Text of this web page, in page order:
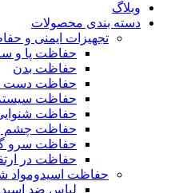
وبلاگ
دسته بندی محصولات
تجهیزات ایمنی و
حفاظت پا و
حفاظت بدن
حفاظت دست و
حفاظت
حفاظت
حفاظت چشم
حفاظت سرو
حفاظت در
حفاظت اسیدومواد
لباس ضد اسید